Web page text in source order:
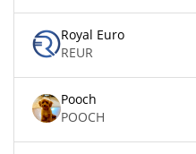
Royal Euro
REUR
Pooch
POOCH